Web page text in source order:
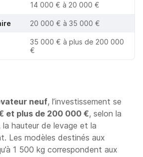
14 000 € à 20 000 €
20 000 € à 35 000 €
35 000 € à plus de 200 000
€
neuf, l’investissement se
et plus de 200 000 €, selon la
hauteur de levage et la
Les modèles destinés aux
1 500 kg correspondent aux